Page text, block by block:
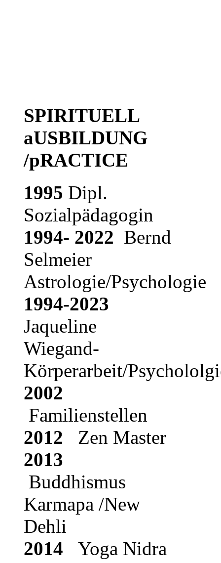
SPIRITUELL
aUSBILDUNG
/pRACTICE
1995 Dipl.
Sozialpädagogin
1994- 2022 Bernd
Selmeier
Astrologie/Psychologie
1994-2023
Jaqueline
Wiegand-
Körperarbeit/
2002
Familienstellen
2012
Zen Master
2013
Buddhismus
Karmapa /New
Dehli
2014 Yoga Nidra